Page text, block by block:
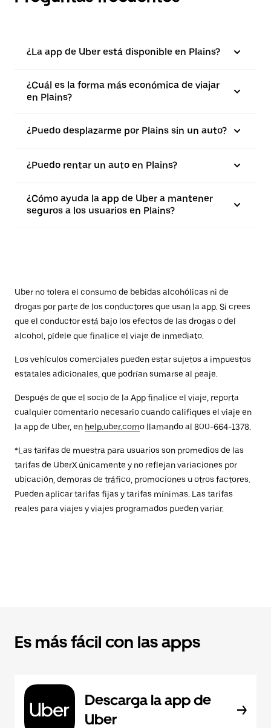
¿La app de Uber está disponible en Plains?
¿Cuál es la forma más económica de viajar
en Plains?
¿Puedo desplazarme por Plains sin un auto?
¿Puedo rentar un auto en Plains?
¿Cómo ayuda la app de Uber a mantener
seguros a los usuarios en Plains?
Uber no tolera el consumo de bebidas alcohólicas ni de
drogas por parte de los conductores que usan la app. Si crees
que el conductor está bajo los efectos de las drogas o del
alcohol, pídele que finalice el viaje de inmediato.
Los vehículos comerciales pueden estar sujetos a impuestos
estatales adicionales, que podrían sumarse al peaje.
Después de que el socio de la App finalice el viaje, reporta
cualquier comentario necesario cuando califiques el viaje en
la app de Uber, en help.uber.como llamando al 800-664-1378.
*Las tarifas de muestra para usuarios son promedios de las
tarifas de UberX únicamente y no reflejan variaciones por
ubicación, demoras de tráfico, promociones u otros factores.
Pueden aplicar tarifas fijas y tarifas mínimas. Las tarifas
reales para viajes y viajes programados pueden variar.
Es más fácil con las apps
Descarga la app de
Uber